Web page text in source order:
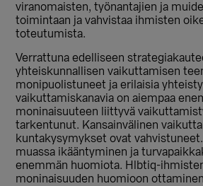
viranomaisten, työnantajien ja
toimintaan ja vahvistaa ihmisten
toteutumista.
Verrattuna edelliseen
yhteiskunnallisen vaikuttamisen
monipuolistuneet ja erilaisia
vaikuttamiskanavia on aiempaa
moninaisuuteen liittyvä
tarkentunut. Kansainvälinen
kuntakysymykset ovat
muassa ikääntyminen ja
enemmän huomiota. Hlbtiq-
moninaisuuden huomioon